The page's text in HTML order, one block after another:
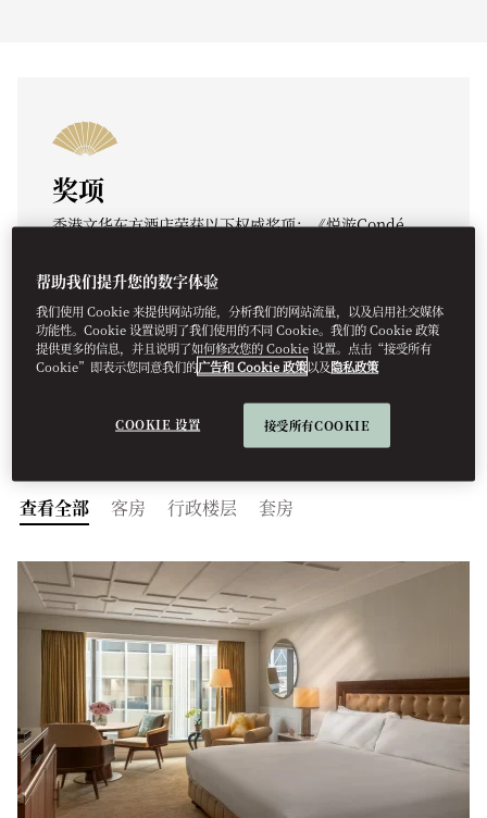
奖项
香港文华东方酒店荣获以下权威奖项：《悦游Condé
特区最佳酒店”、《米其林指南》 -“米其林一星钥酒
店”、《Tatler》“亚太区100佳酒店”、《Robb
Report Hong Kong》Best of the Best -“香港特区标志
性海滨地标”、2025年“全球50佳酒店”第41位。
查看全部 客房 行政楼层 套房
帮助我们提升您的数字体验
我们使用 Cookie 来提供网站功能，分析我们的网站流量，以及启用社交媒体
功能性。Cookie 设置说明了我们使用的不同 Cookie。我们的 Cookie 政策
提供更多的信息，并且说明了如何修改您的 Cookie 设置。点击“接受所有
Cookie”即表示您同意我们的广告和 Cookie 政策以及隐私政策
COOKIE 设置 接受所有COOKIE